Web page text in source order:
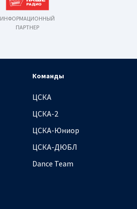
ИНФОРМАЦИОННЫЙ
ПАРТНЕР
Команды
ЦСКА
ЦСКА-2
ЦСКА-Юниор
ЦСКА-ДЮБЛ
Dance Team